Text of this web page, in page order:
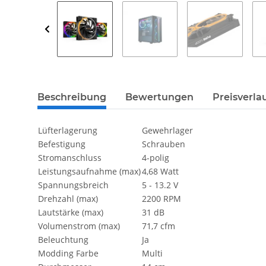
weitere Registerkarten anzeigen
Beschreibung Bewertungen
Lüfterlagerung
Gewehrlager
Befestigung
Schrauben
Stromanschluss
4-polig
Leistungsaufnahme (max)4,68 Watt
Spannungsbreich
5 - 13.2 V
Drehzahl (max)
2200 RPM
Lautstärke (max)
31 dB
Volumenstrom (max)
71,7 cfm
Beleuchtung
Ja
Modding Farbe
Multi